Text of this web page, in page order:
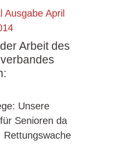
Arbeit des
Unsere
Senioren da
Rettungswache